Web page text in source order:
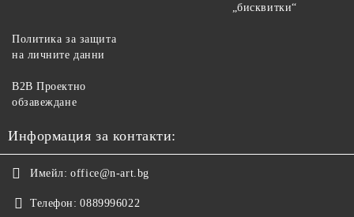
„бисквитки“
Политика за защита
на личните данни
B2B Проектно
обзавеждане
Информация за контакти:
Имейл: office@n-art.bg
Телефон: 0889996022